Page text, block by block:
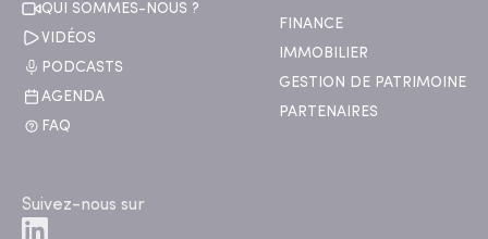
QUI SOMMES-NOUS ?
VIDÉOS
PODCASTS
AGENDA
FAQ
FINANCE
IMMOBILIER
GESTION DE PATRIMOINE
PARTENAIRES
Suivez-nous sur